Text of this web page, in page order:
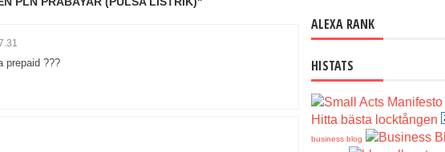
prepaid ???
ALEXA RANK
HISTATS
Hitta bästa locktången
business blog